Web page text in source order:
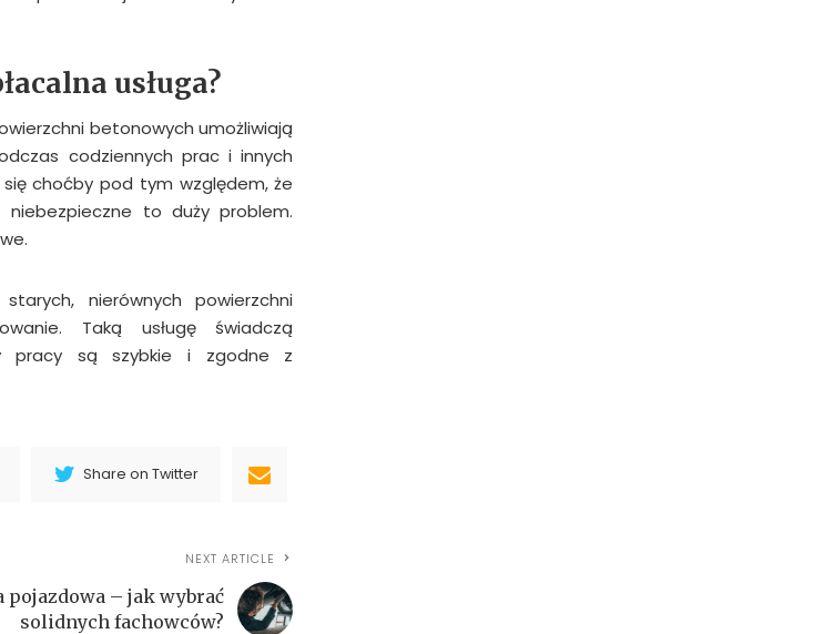
usługa?
betonowych umożliwiają
codziennych prac i innych
choćby pod tym względem, że
niebezpieczne to duży problem.
nierównych powierzchni
Taką usługę świadczą
pracy są szybkie i zgodne z
Share on Twitter
NEXT ARTICLE
pojazdowa – jak wybrać
solidnych fachowców?